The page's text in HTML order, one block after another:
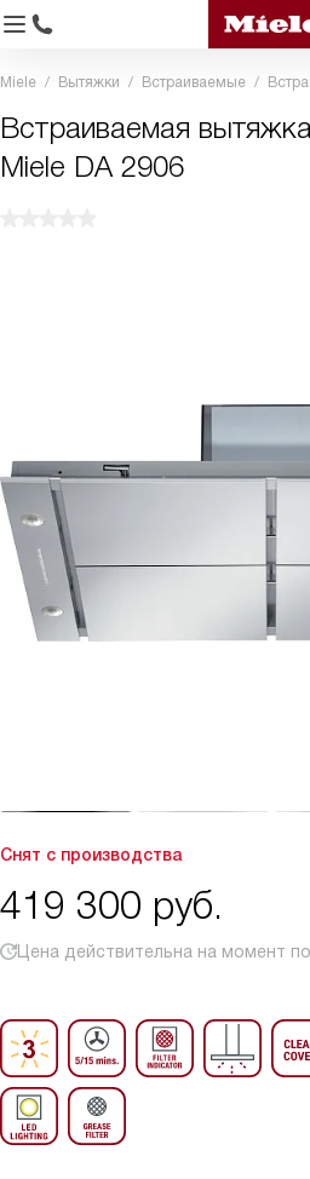
Miele Вытяжки Встраиваемые
Встраиваемая
Miele DA 2906
Снят с производства
419 300 руб.
Цена действительна на момент